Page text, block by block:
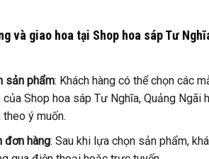
và giao hoa tại Shop hoa sáp Tư
sản phẩm: Khách hàng có thể chọn các
Shop hoa sáp Tư Nghĩa, Quảng Ngãi
ý muốn.
đơn hàng: Sau khi lựa chọn sản phẩm,